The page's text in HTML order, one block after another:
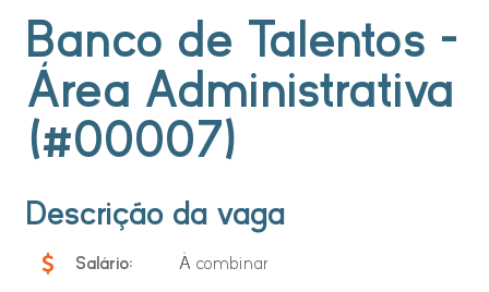
Banco de Talentos -
Área Administrativa
(#00007)
Descrição da vaga
Salário: À combinar